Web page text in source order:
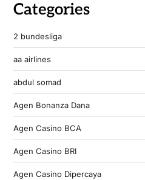
Categories
2 bundesliga
aa airlines
abdul somad
Agen Bonanza Dana
Agen Casino BCA
Agen Casino BRI
Agen Casino Dipercaya